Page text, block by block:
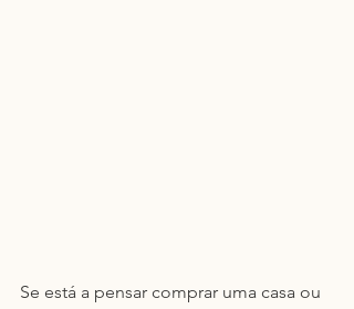
Se está a pensar comprar uma casa ou